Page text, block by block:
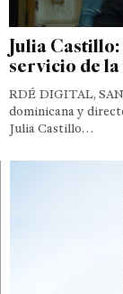
Julia
servicio de
RDÉ DIGITAL,
dominicana y
Julia Castillo…